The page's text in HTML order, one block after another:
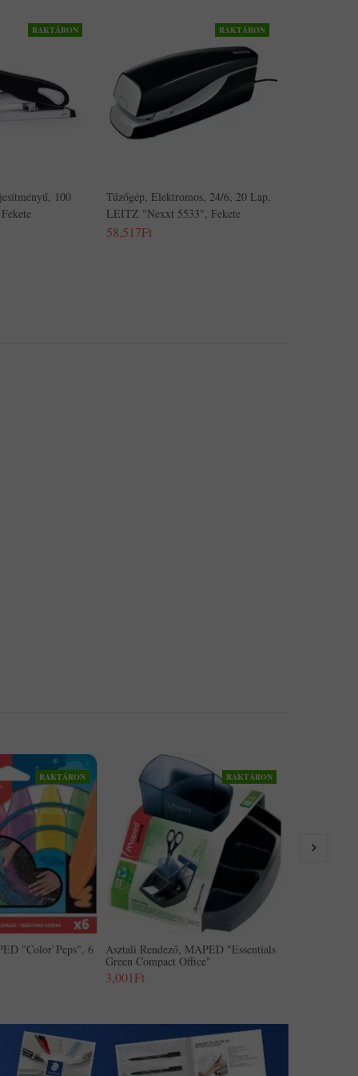
RAKTÁRON
100
RAKTÁRON
Tűzőgép, Elektromos, 24/6, 20 Lap,
LEITZ "Nexxt 5533", Fekete
58,517Ft
RAKTÁRON
"Color`Peps", 6
RAKTÁRON
Asztali Rendező, MAPED "Essentials
Green Compact Office"
3,001Ft